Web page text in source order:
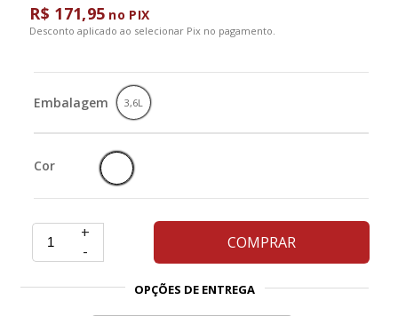
SUPER
R$ 171,95 no PIX
Desconto aplicado ao selecionar Pix no pagamento.
Embalagem 3,6L
Cor
+
-
COMPRAR
OPÇÕES DE ENTREGA